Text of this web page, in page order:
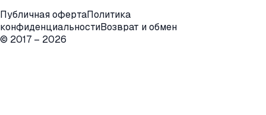
Публичная офертаПолитика
конфиденциальностиВозврат и обмен
© 2017 – 2026